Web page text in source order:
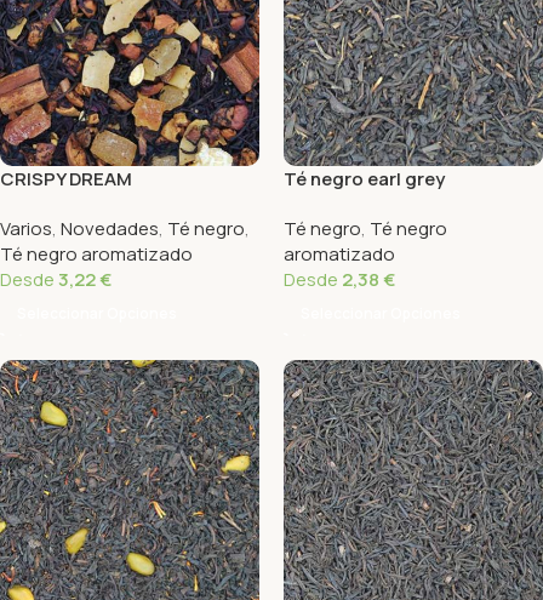
CRISPY DREAM
Varios, Novedades, Té negro,
Té negro aromatizado
Desde3,22€
Té negro earl grey
Té negro, Té negro
aromatizado
Desde 2,38€